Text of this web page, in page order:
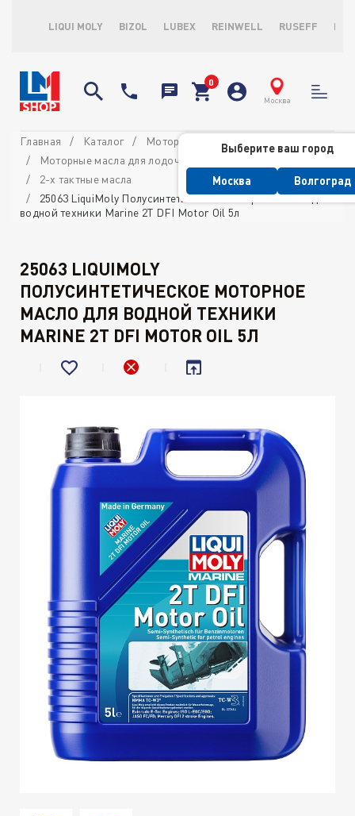
LIQUI MOLY BIZOL LUBEX REINWELL RUSEFF
Москва
Выберите ваш город
Москва Волгоград
Главная Каталог
Моторные масла
Моторные масла для лодочных моторов
2-х тактные масла
25063 LiquiMoly Полусинтетическое моторное масло для
водной техники Marine 2T DFI Motor Oil 5л
25063 LIQUIMOLY
ПОЛУСИНТЕТИЧЕСКОЕ МОТОРНОЕ
МАСЛО ДЛЯ ВОДНОЙ ТЕХНИКИ
MARINE 2T DFI MOTOR OIL 5Л